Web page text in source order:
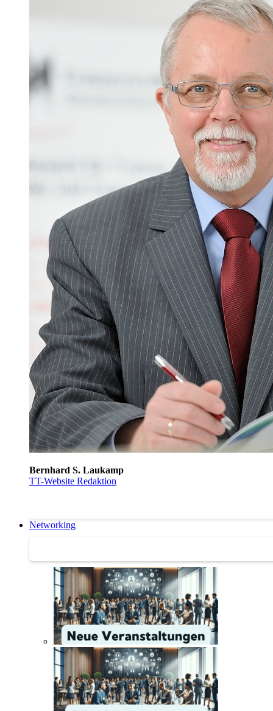
Bernhard S. Laukamp
TT-Website Redaktion
Networking